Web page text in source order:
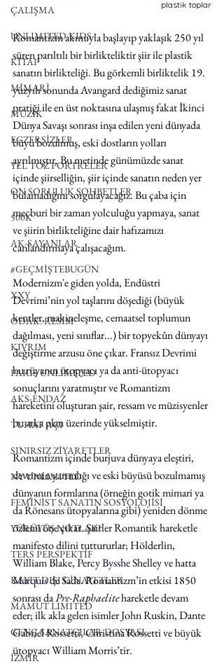
ÇALIŞMA
UNLIMITED KIDS
KİTAP
MİMARİ
MÜZİK
EGZERSİZLER
YEL TOZ PORTRELER
ON SORULUK SOHBETLER
500K
AK-SAYANLAR
#GEÇMİŞTEBUGÜN
XXY
ODAK: RESİM
KIVRIM
PARIS UNLIMITED
AKS-ENDAZ
TUHAF AÇI
SINIRSIZ ZİYARETLER
NY UNLIMITED
FEMİNİST SANATIN SOSYOLOJİSİ
YÜRÜYÜŞ NOTLARI
TERS PERSPEKTİF
KAYIT DIŞI CİNAYETLER
MAMUT LIMITED
GENÇ SANATÇILAR DOSYASI
İZMİR
plastik toplar
Romantizm akımıyla başlayıp yaklaşık 250 yıl
süren parıltılı bir birlikteliktir şiir ile plastik
sanatın birlikteliği. Bu görkemli birliktelik 19.
yüzyılı sonunda Avangard dediğimiz sanat
pratiği ile en üst noktasına ulaşmış fakat İkinci
Dünya Savaşı sonrası inşa edilen yeni dünyada
büyü bozulmuş, eski dostların yolları
ayrılmıştır. Bu metinde günümüzde sanat
içinde şiirselliğin, şiir içinde sanatın neden yer
bulamadığını sorgulayacağız. Bu çaba için
mecburi bir zaman yolculuğu yapmaya, sanat
ve şiirin birlikteliğine dair hafızamızı
canlandırmaya çalışacağım.
Modernizm'e giden yolda, Endüstri
Devrimi’nin yol taşlarını döşediği (büyük
kentler, makineleşme, cemaatsel toplumun
dağılması, yeni sınıflar...) bir topyekûn dünyayı
değiştirme arzusu öne çıkar. Fransız Devrimi
bu rüyanın ütopyacı ya da anti-ütopyacı
sonuçlarını yaratmıştır ve Romantizm
hareketini oluşturan şair, ressam ve müzisyenler
bu arka plan üzerinde yükselmiştir.
Romantizm içinde burjuva dünyaya eleştiri,
devrimin yarımlığı ve eski büyüsü bozulmamış
dünyanın formlarına (örneğin gotik mimari ya
da Rönesans ütopyalarına gibi) yeniden dönme
özlemi öne çıkar. Şairler Romantik hareketle
manifesto dilini tuttururlar; Hölderlin,
William Blake, Percy Bysshe Shelley ve hatta
Marquis de Sade. Romantizm’in etkisi 1850
sonrası da Pre-Raphaelite hareketle devam
eder; ilk akla gelen isimler John Ruskin, Dante
Gabriel Rossetti, Christina Rossetti ve büyük
ütopyacı William Morris’tir.